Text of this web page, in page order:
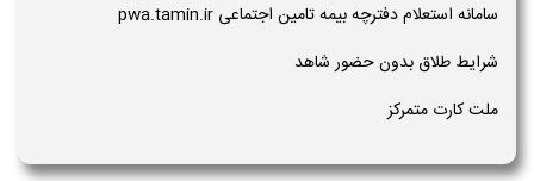
سامانه استعلام دفترچه بیمه تامین اجتماعی pwa.tamin.ir
شرایط طلاق بدون حضور شاهد
ملت کارت متمرکز